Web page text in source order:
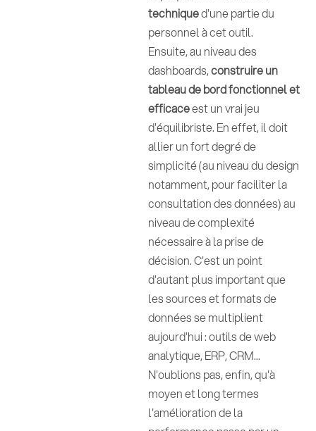
techniqued'une partie du
personnel à cet outil.
Ensuite, au niveau des
dashboards,construire un
tableau de bord fonctionnel et
efficaceest un vrai jeu
d'équilibriste. En effet, il doit
allier un fort degré de
simplicité (au niveau du design
notamment, pour faciliter la
consultation des données) au
niveau de complexité
nécessaire à la prise de
décision. C'est un point
d'autant plus important que
les sources et formats de
données se multiplient
aujourd'hui : outils de web
analytique, ERP, CRM...
N'oublions pas, enfin, qu'à
moyen et long termes
l'amélioration de la